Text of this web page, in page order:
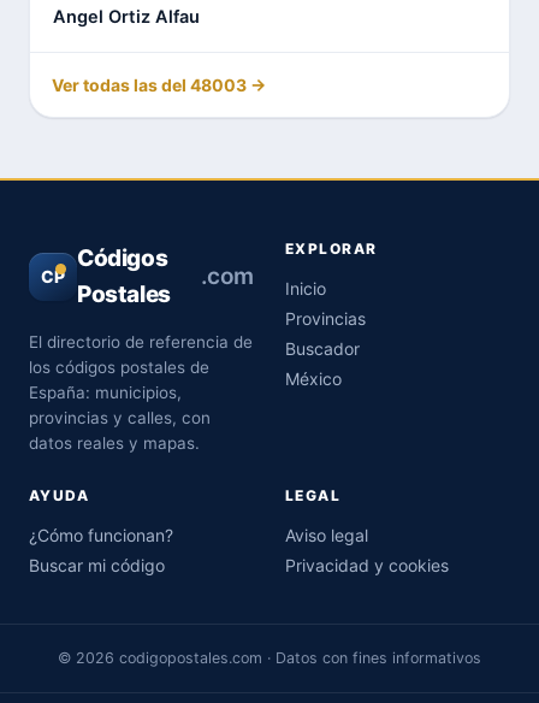
Angel Ortiz Alfau
Ver todas las del 48003 →
CP
Códigos
Postales
.com
El directorio de referencia de
los códigos postales de
España: municipios,
provincias y calles, con
datos reales y mapas.
EXPLORAR
Inicio
Provincias
Buscador
México
AYUDA
¿Cómo funcionan?
Buscar mi código
LEGAL
Aviso legal
Privacidad y cookies
© 2026 codigopostales.com · Datos con fines informativos